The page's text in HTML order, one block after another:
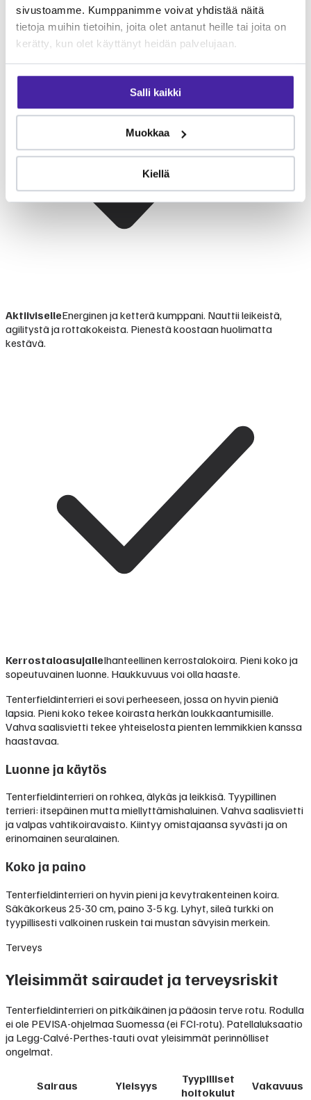
sivustoamme. Kumppanimme voivat yhdistää näitä
tietoja muihin tietoihin, joita olet antanut heille tai joita on
kerätty, kun olet käyttänyt heidän palvelujaan.
Salli kaikki
Muokkaa
Kiellä
AktiiviselleEnerginen ja ketterä kumppani. Nauttii leikeistä,
agilitystä ja rottakokeista. Pienestä koostaan huolimatta
kestävä.
KerrostaloasujalleIhanteellinen kerrostalokoira. Pieni koko ja
sopeutuvainen luonne. Haukkuvuus voi olla haaste.
Tenterfieldinterrieri ei sovi perheeseen, jossa on hyvin pieniä
lapsia. Pieni koko tekee koirasta herkän loukkaantumisille.
Vahva saalisvietti tekee yhteiselosta pienten lemmikkien kanssa
haastavaa.
Luonne ja käytös
Tenterfieldinterrieri on rohkea, älykäs ja leikkisä. Tyypillinen
terrieri: itsepäinen mutta miellyttämishaluinen. Vahva saalisvietti
ja valpas vahtikoiravaisto. Kiintyy omistajaansa syvästi ja on
erinomainen seuralainen.
Koko ja paino
Tenterfieldinterrieri on hyvin pieni ja kevytrakenteinen koira.
Säkäkorkeus 25-30 cm, paino 3-5 kg. Lyhyt, sileä turkki on
tyypillisesti valkoinen ruskein tai mustan sävyisin merkein.
Terveys
Yleisimmät sairaudet ja terveysriskit
Tenterfieldinterrieri on pitkäikäinen ja pääosin terve rotu. Rodulla
ei ole PEVISA-ohjelmaa Suomessa (ei FCI-rotu). Patellaluksaatio
ja Legg-Calvé-Perthes-tauti ovat yleisimmät perinnölliset
ongelmat.
Sairaus Yleisyys
Tyypilliset
hoitokulut
Vakavuus